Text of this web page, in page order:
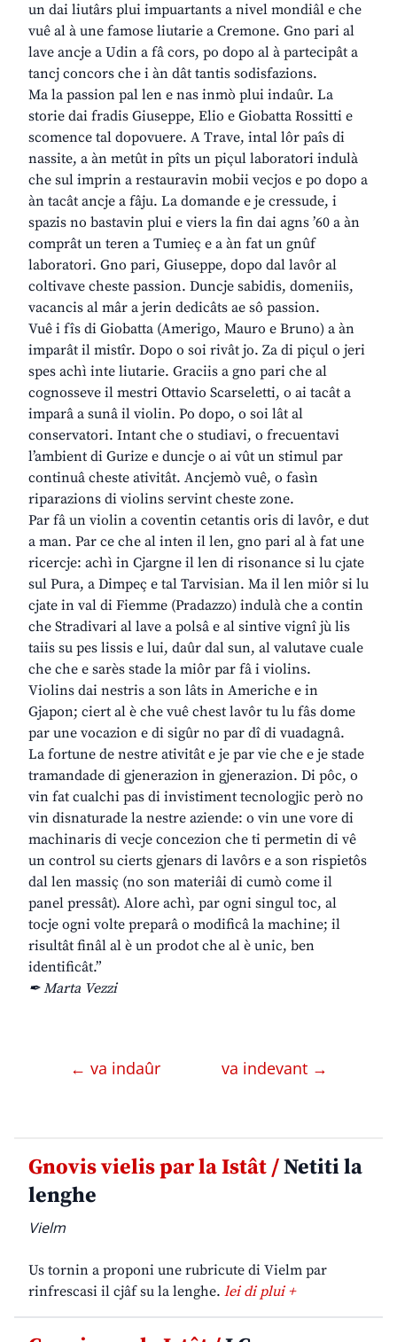
un dai liutârs plui impuartants a nivel mondiâl e che
vuê al à une famose liutarie a Cremone. Gno pari al
lave ancje a Udin a fâ cors, po dopo al à partecipât a
tancj concors che i àn dât tantis sodisfazions.
Ma la passion pal len e nas inmò plui indaûr. La
storie dai fradis Giuseppe, Elio e Giobatta Rossitti e
scomence tal dopovuere. A Trave, intal lôr paîs di
nassite, a àn metût in pîts un piçul laboratori indulà
che sul imprin a restauravin mobii vecjos e po dopo a
àn tacât ancje a fâju. La domande e je cressude, i
spazis no bastavin plui e viers la fin dai agns ’60 a àn
comprât un teren a Tumieç e a àn fat un gnûf
laboratori. Gno pari, Giuseppe, dopo dal lavôr al
coltivave cheste passion. Duncje sabidis, domeniis,
vacancis al mâr a jerin dedicâts ae sô passion.
Vuê i fîs di Giobatta (Amerigo, Mauro e Bruno) a àn
imparât il mistîr. Dopo o soi rivât jo. Za di piçul o jeri
spes achì inte liutarie. Graciis a gno pari che al
cognosseve il mestri Ottavio Scarseletti, o ai tacât a
imparâ a sunâ il violin. Po dopo, o soi lât al
conservatori. Intant che o studiavi, o frecuentavi
l’ambient di Gurize e duncje o ai vût un stimul par
continuâ cheste ativitât. Ancjemò vuê, o fasìn
riparazions di violins servint cheste zone.
Par fâ un violin a coventin cetantis oris di lavôr, e dut
a man. Par ce che al inten il len, gno pari al à fat une
ricercje: achì in Cjargne il len di risonance si lu cjate
sul Pura, a Dimpeç e tal Tarvisian. Ma il len miôr si lu
cjate in val di Fiemme (Pradazzo) indulà che a contin
che Stradivari al lave a polsâ e al sintive vignî jù lis
taiis su pes lissis e lui, daûr dal sun, al valutave cuale
che che e sarès stade la miôr par fâ i violins.
Violins dai nestris a son lâts in Americhe e in
Gjapon; ciert al è che vuê chest lavôr tu lu fâs dome
par une vocazion e di sigûr no par dî di vuadagnâ.
La fortune de nestre ativitât e je par vie che e je stade
tramandade di gjenerazion in gjenerazion. Di pôc, o
vin fat cualchi pas di invistiment tecnologjic però no
vin disnaturade la nestre aziende: o vin une vore di
machinaris di vecje concezion che ti permetin di vê
un control su cierts gjenars di lavôrs e a son rispietôs
dal len massiç (no son materiâi di cumò come il
panel pressât). Alore achì, par ogni singul toc, al
tocje ogni volte preparâ o modificâ la machine; il
risultât finâl al è un prodot che al è unic, ben
identificât.”
✒ Marta Vezzi
← va indaûr va indevant →
Gnovis vielis par la Istât /Netiti la
lenghe
Vielm
Us tornin a proponi une rubricute di Vielm par
rinfrescasi il cjâf su la lenghe. lei di plui +